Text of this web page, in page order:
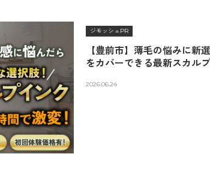
ジモッシュPR
【豊前市】薄毛の悩みに
をカバーできる最新スカルプ
2026.06.24